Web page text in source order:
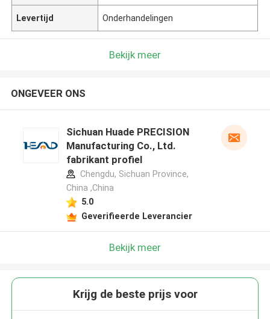
Levertijd Onderhandelingen
Bekijk meer
ONGEVEER ONS
Sichuan Huade PRECISION
Manufacturing Co., Ltd.
fabrikant profiel
Chengdu, Sichuan Province,
China ,China
5.0
Geverifieerde Leverancier
Bekijk meer
Krijg de beste prijs voor